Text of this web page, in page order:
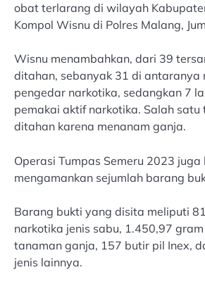
obat terlarang di wilayah
Kompol Wisnu di Polres Malang,
Wisnu menambahkan, dari 39
ditahan, sebanyak 31 di antaranya
pengedar narkotika, sedangkan 7
pemakai aktif narkotika. Salah satu
ditahan karena menanam ganja.
Operasi Tumpas Semeru 2023 juga
mengamankan sejumlah barang
Barang bukti yang disita meliputi
narkotika jenis sabu, 1.450,97
tanaman ganja, 157 butir pil Inex,
jenis lainnya.